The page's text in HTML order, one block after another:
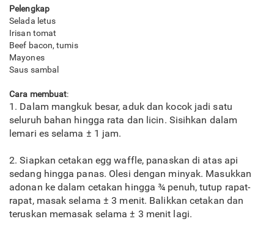
Pelengkap
Selada letus
Irisan tomat
Beef bacon, tumis
Mayones
Saus sambal
​Cara membuat:
1. Dalam mangkuk besar, aduk dan kocok jadi satu
seluruh bahan hingga rata dan licin. Sisihkan dalam
lemari es selama ± 1 jam.
2. Siapkan cetakan egg waffle, panaskan di atas api
sedang hingga panas. Olesi dengan minyak. Masukkan
adonan ke dalam cetakan hingga ¾ penuh, tutup rapat-
rapat, masak selama ± 3 menit. Balikkan cetakan dan
teruskan memasak selama ± 3 menit lagi.